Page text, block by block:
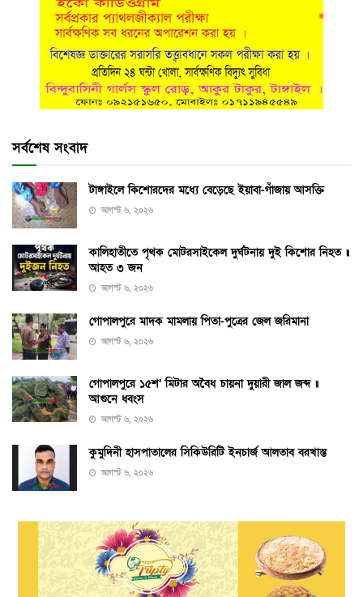
সর্বশেষ সংবাদ
টাঙ্গাইলে কিশোরদের মধ্যে বেড়েছে ইয়াবা-গাঁজায় আসক্তি
আগস্ট ৬, ২০২৬
কালিহাতীতে পৃথক মোটরসাইকেল দুর্ঘটনায় দুই কিশোর নিহত ॥
আহত ৩ জন
আগস্ট ৬, ২০২৬
গোপালপুরে মাদক মামলায় পিতা-পুত্রের জেল জরিমানা
আগস্ট ৬, ২০২৬
গোপালপুরে ১৫শ’ মিটার অবৈধ চায়না দুয়ারী জাল জব্দ ॥
আগুনে ধ্বংস
আগস্ট ৬, ২০২৬
কুমুদিনী হাসপাতালের সিকিউরিটি ইনচার্জ আলতাব বরখাস্ত
আগস্ট ৬, ২০২৬